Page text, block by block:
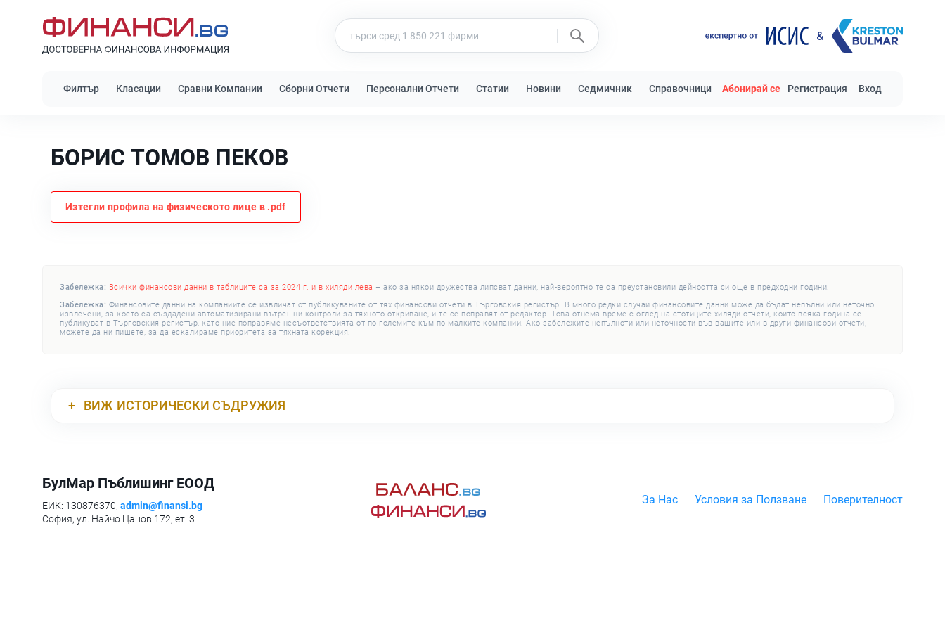
Филтър Класации Сравни Компании Сборни Отчети Персонални Отчети Статии Новини Седмичник Справочници Абонирай се Регистрация Вход
БОРИС ТОМОВ ПЕКОВ
Изтегли профила на физическото лице в .pdf
Забележка: Всички финансови данни в таблиците са за 2024 г. и в хиляди лева – ако за някои дружества липсват данни, най-вероятно те са преустановили дейността си още в предходни години.
Забележка: Финансовите данни на компаниите се извличат от публикуваните от тях финансови отчети в Търговския регистър. В много редки случаи финансовите данни може да бъдат непълни или неточно
извлечени, за което са създадени автоматизирани вътрешни контроли за тяхното откриване, и те се поправят от редактор. Това отнема време с оглед на стотиците хиляди отчети, които всяка година се
публикуват в Търговския регистър, като ние поправяме несъответствията от по-големите към по-малките компании. Ако забележите непълноти или неточности във вашите или в други финансови отчети,
можете да ни пишете, за да ескалираме приоритета за тяхната корекция.
ВИЖ ИСТОРИЧЕСКИ СЪДРУЖИЯ
БулМар Пъблишинг ЕООД
ЕИК: 130876370, admin@finansi.bg
София, ул. Найчо Цанов 172, ет. 3
За Нас Условия за Ползване Поверителност